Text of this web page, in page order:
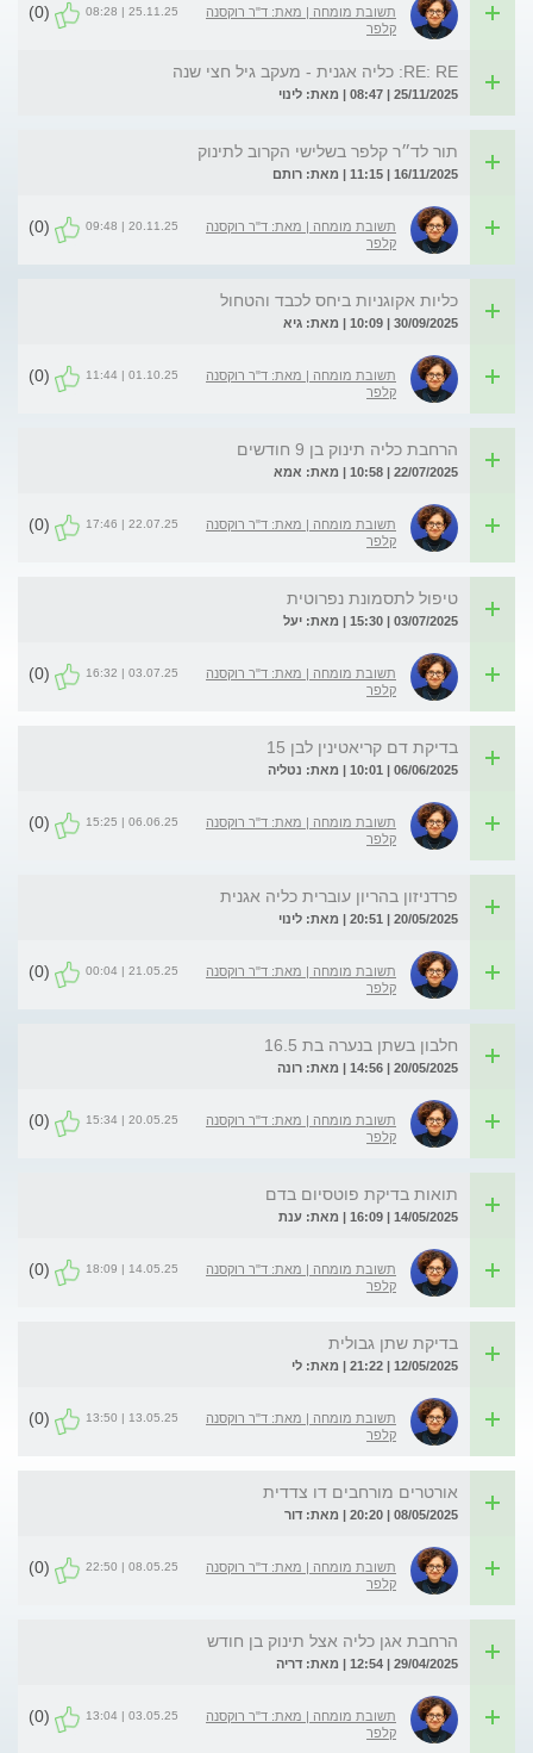
תשובת מומחה | מאת: ד"ר רוקסנה
קלפר
25.11.25 | 08:28
(0)
RE: RE: כליה אגנית - מעקב גיל חצי שנה
25/11/2025 | 08:47 | מאת: לינוי
תור לד״ר קלפר בשלישי הקרוב לתינוק
16/11/2025 | 11:15 | מאת: רותם
תשובת מומחה | מאת: ד"ר רוקסנה
קלפר
20.11.25 | 09:48
(0)
כליות אקוגניות ביחס לכבד והטחול
30/09/2025 | 10:09 | מאת: גיא
תשובת מומחה | מאת: ד"ר רוקסנה
קלפר
01.10.25 | 11:44
(0)
הרחבת כליה תינוק בן 9 חודשים
22/07/2025 | 10:58 | מאת: אמא
תשובת מומחה | מאת: ד"ר רוקסנה
קלפר
22.07.25 | 17:46
(0)
טיפול לתסמונת נפרוטית
03/07/2025 | 15:30 | מאת: יעל
תשובת מומחה | מאת: ד"ר רוקסנה
קלפר
03.07.25 | 16:32
(0)
בדיקת דם קריאטינין לבן 15
06/06/2025 | 10:01 | מאת: נטליה
תשובת מומחה | מאת: ד"ר רוקסנה
קלפר
06.06.25 | 15:25
(0)
פרדניזון בהריון עוברית כליה אגנית
20/05/2025 | 20:51 | מאת: לינוי
תשובת מומחה | מאת: ד"ר רוקסנה
קלפר
21.05.25 | 00:04
(0)
חלבון בשתן בנערה בת 16.5
20/05/2025 | 14:56 | מאת: רונה
תשובת מומחה | מאת: ד"ר רוקסנה
קלפר
20.05.25 | 15:34
(0)
תואות בדיקת פוטסיום בדם
14/05/2025 | 16:09 | מאת: ענת
תשובת מומחה | מאת: ד"ר רוקסנה
קלפר
14.05.25 | 18:09
(0)
בדיקת שתן גבולית
12/05/2025 | 21:22 | מאת: לי
תשובת מומחה | מאת: ד"ר רוקסנה
קלפר
13.05.25 | 13:50
(0)
אורטרים מורחבים דו צדדית
08/05/2025 | 20:20 | מאת: דור
תשובת מומחה | מאת: ד"ר רוקסנה
קלפר
08.05.25 | 22:50
(0)
הרחבת אגן כליה אצל תינוק בן חודש
29/04/2025 | 12:54 | מאת: דריה
תשובת מומחה | מאת: ד"ר רוקסנה
קלפר
03.05.25 | 13:04
(0)